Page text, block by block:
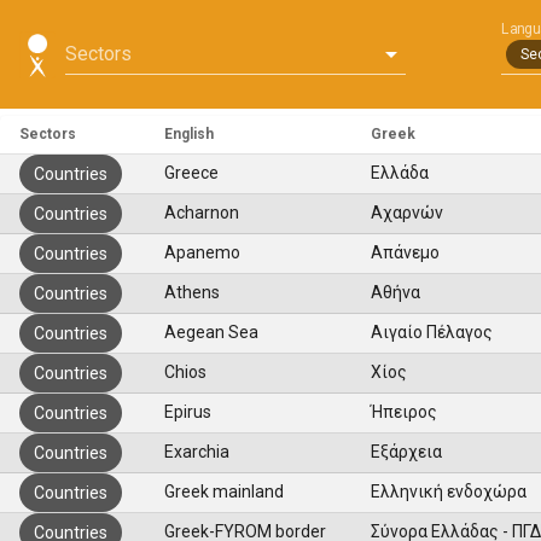
Sectors
Sectors English Greek
Countries Greece Ελλάδα
Countries Acharnon Αχαρνών
Countries Apanemo Απάνεμο
Countries Athens Αθήνα
Countries Aegean Sea Αιγαίο Πέλαγος
Countries Chios Χίος
Countries Epirus Ήπειρος
Countries Exarchia Εξάρχεια
Countries Greek mainland Ελληνική ενδοχώρα
Countries Greek-FYROM border Σύνορα Ελλάδας -